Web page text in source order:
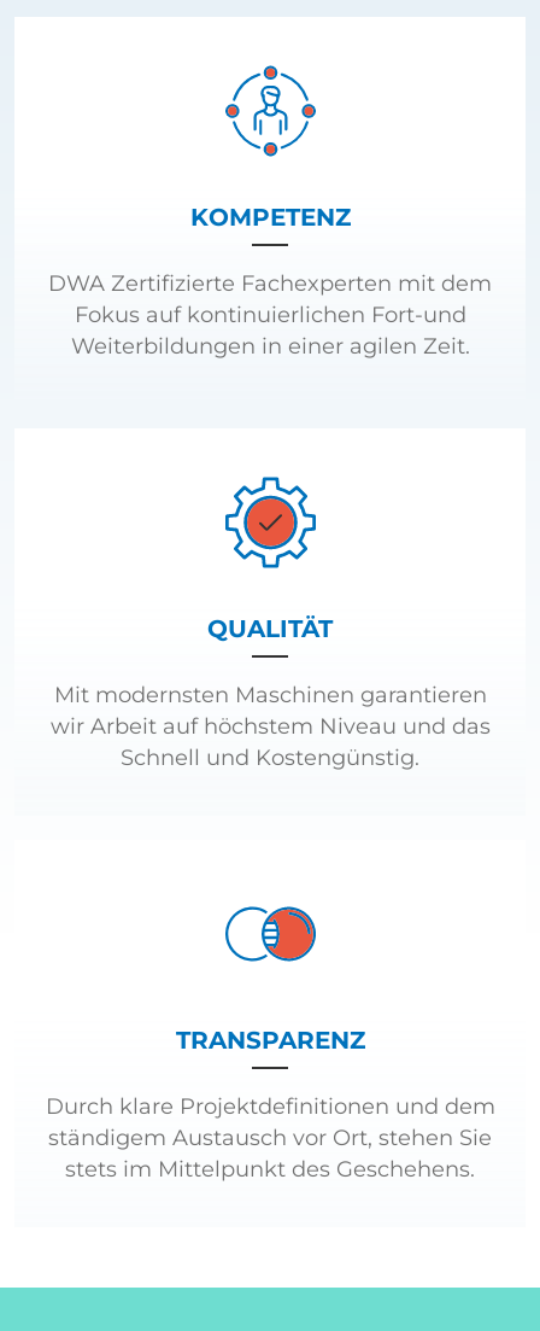
KOMPETENZ
DWA Zertifizierte Fachexperten mit dem
Fokus auf kontinuierlichen Fort-und
Weiterbildungen in einer agilen Zeit.
QUALITÄT
Mit modernsten Maschinen garantieren
wir Arbeit auf höchstem Niveau und das
Schnell und Kostengünstig.
TRANSPARENZ
Durch klare Projektdefinitionen und dem
ständigem Austausch vor Ort, stehen Sie
stets im Mittelpunkt des Geschehens.